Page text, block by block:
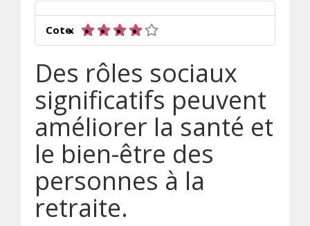
Cote:
Des rôles sociaux
significatifs peuvent
améliorer la santé et
le bien-être des
personnes à la
retraite.